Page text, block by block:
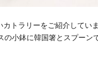
トラリーをご紹介してい
小鉢に韓国箸とスプーン